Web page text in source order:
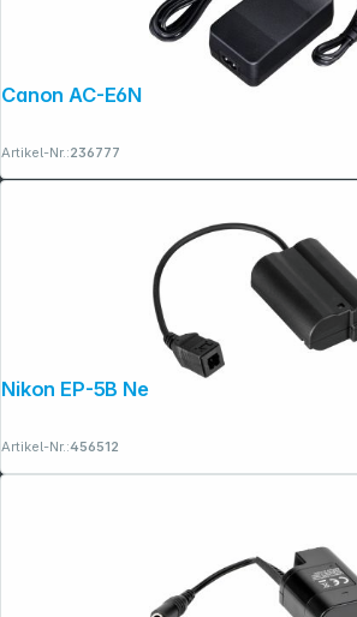
Canon AC-E6N
Artikel-Nr.:236777
Nikon EP-5B Netzadapteranschluss
Artikel-Nr.:456512